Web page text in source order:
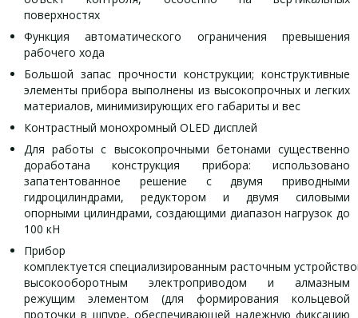
поверхностях
Функция автоматического ограничения превышения
рабочего хода
Большой запас прочности конструкции; конструктивные
элементы прибора выполнены из высокопрочных и легких
материалов, минимизирующих его габариты и вес
Контрастный монохромный OLED дисплей
Для работы с высокопрочными бетонами существенно
доработана конструкция прибора: использовано
запатентованное решение с двумя приводными
гидроцилиндрами, редуктором и двумя силовыми
опорными цилиндрами, создающими диапазон нагрузок до
100 кН
Прибор
комплектуется специализированным расточным
высокооборотным электроприводом и алмазным
режущим элементом (для формирования кольцевой
проточки в шпуре, обеспечивающей надежную фиксацию